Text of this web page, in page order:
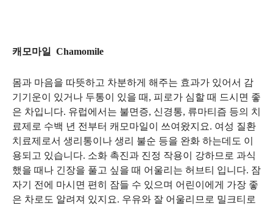
캐모마일 Chamomile
몸과 마음을 따뜻하고 차분하게 해주는 효과가 있어서 감
기기운이 있거나 두통이 있을 때, 피로가 심할 때 드시면 좋
은 차입니다. 유럽에서는 불면증, 신경통, 류마티즘 등의 치
료제로 수백 년 전부터 캐모마일이 쓰여왔지요. 여성 질환
치료제로서 생리통이나 생리 불순 등을 완화 하는데도 이
용되고 있습니다. 소화 촉진과 진정 작용이 강하므로 과식
했을 때나 긴장을 풀고 싶을 때 어울리는 허브티 입니다. 잠
자기 전에 마시면 편히 잠들 수 있으며 어린이에게 가장 좋
은 차로도 알려져 있지요. 우유와 잘 어울리므로 밀크티로